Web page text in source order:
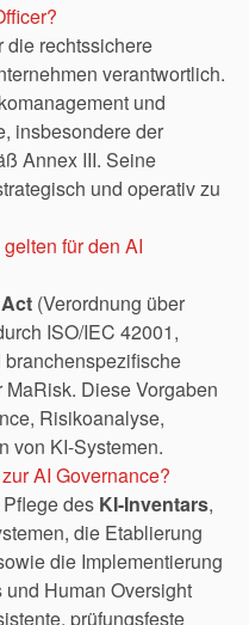
die rechtssichere
verantwortlich.
und
insbesondere der
Annex III. Seine
und operativ zu
für den AI
(Verordnung über
ISO/IEC 42001,
branchenspezifische
Diese Vorgaben
Risikoanalyse,
von KI-Systemen.
AI Governance?
des KI-Inventars,
die Etablierung
die Implementierung
Human Oversight
prüfungsfeste